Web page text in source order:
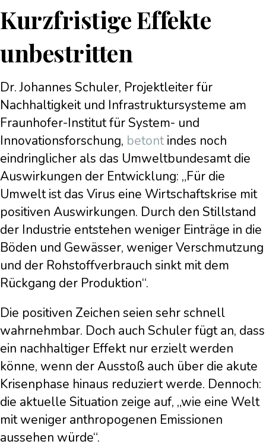
Kurzfristige Effekte
unbestritten
Dr. Johannes Schuler, Projektleiter für
Nachhaltigkeit und Infrastruktursysteme am
Fraunhofer-Institut für System- und
Innovationsforschung, betontindes noch
eindringlicher als das Umweltbundesamt die
Auswirkungen der Entwicklung: „Für die
Umwelt ist das Virus eine Wirtschaftskrise mit
positiven Auswirkungen. Durch den Stillstand
der Industrie entstehen weniger Einträge in die
Böden und Gewässer, weniger Verschmutzung
und der Rohstoffverbrauch sinkt mit dem
Rückgang der Produktion“.
Die positiven Zeichen seien sehr schnell
wahrnehmbar. Doch auch Schuler fügt an, dass
ein nachhaltiger Effekt nur erzielt werden
könne, wenn der Ausstoß auch über die akute
Krisenphase hinaus reduziert werde. Dennoch:
die aktuelle Situation zeige auf, „wie eine Welt
mit weniger anthropogenen Emissionen
aussehen würde“.